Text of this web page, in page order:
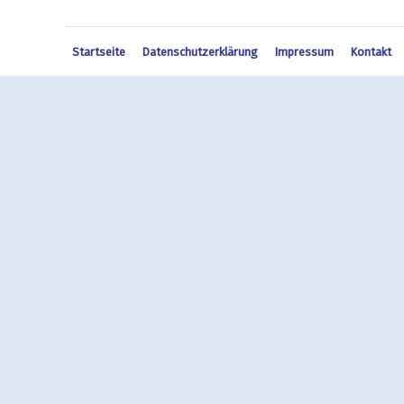
Startseite Datenschutzerklärung Impressum Kontakt